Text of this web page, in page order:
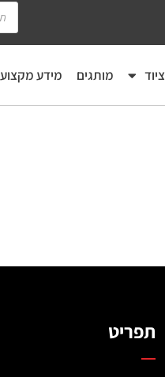
ציוד מותגים מידע
תפריט